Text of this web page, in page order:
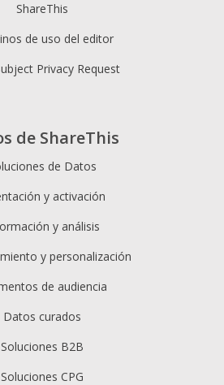
de ShareThis
de Datos
y activación
y análisis
y personalización
de audiencia
Datos curados
Soluciones B2B
Soluciones CPG
ShareThis
de uso del editor
Privacy Request